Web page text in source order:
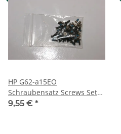
HP G62-a15EO
Schraubensatz Screws Set
#3047
9,55 € *